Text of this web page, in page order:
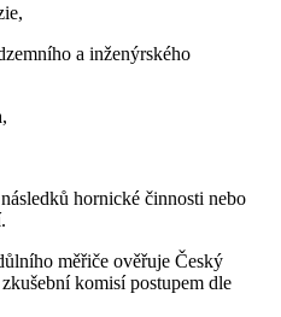
a inženýrského
hornické činnosti nebo
měřiče ověřuje Český
komisí postupem dle